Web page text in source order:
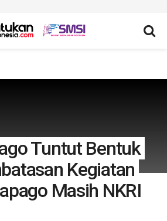
Tuntut Bentuk
Kegiatan
Masih NKRI